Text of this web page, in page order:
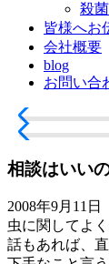
殺菌
皆様へお
会社概要
blog
お問い合
相談はいい
2008年9月11日
虫に関してよ
話もあれば、